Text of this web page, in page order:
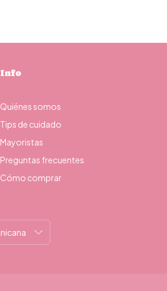
Info
Quiénes somos
Tips de cuidado
Mayoristas
Preguntas frecuentes
Cómo comprar